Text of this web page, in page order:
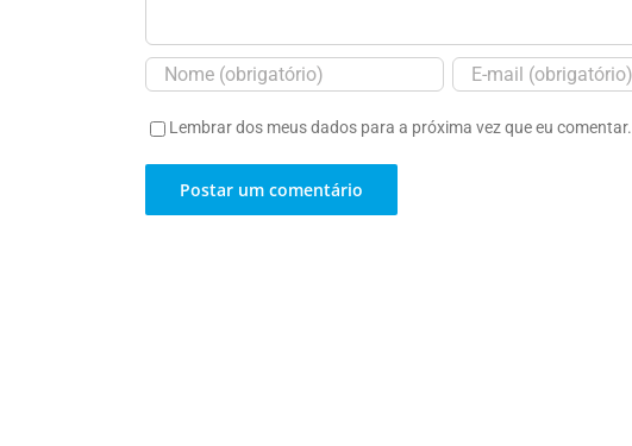
Lembrar dos meus dados para a próxima vez que eu comentar.